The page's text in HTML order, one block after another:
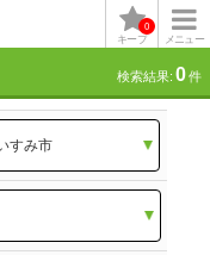
メニュー
キープ
0
検索結果: 0件